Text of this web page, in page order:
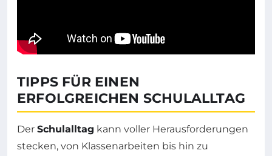
TIPPS FÜR EINEN
ERFOLGREICHEN SCHULALLTAG
Der Schulalltag kann voller Herausforderungen
stecken, von Klassenarbeiten bis hin zu